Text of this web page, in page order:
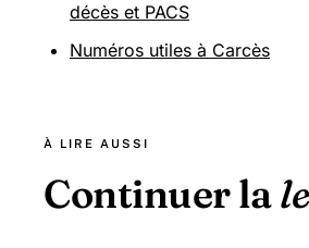
décès et PACS
Numéros utiles à Carcès
À LIRE AUSSI
Continuer la